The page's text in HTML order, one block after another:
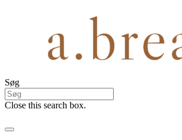
Søg
Close this search box.